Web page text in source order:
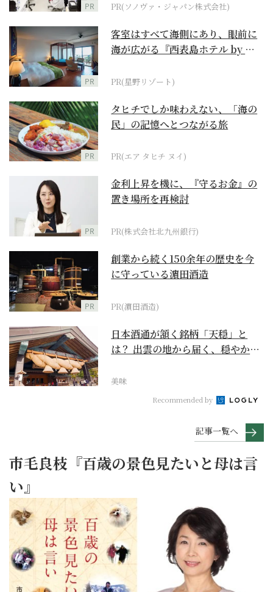
PR PR(ソノヴァ・ジャパン株式会社)
PR
客室はすべて海側にあり、眼前に
海が広がる『西表島ホテル by 星
PR(星野リゾート)
PR
タヒチでしか味わえない、「海の
民」の記憶へとつながる旅
PR(エア タヒチ ヌイ)
PR
金利上昇を機に、『守るお金』の
置き場所を再検討
PR(株式会社北九州銀行)
PR
創業から続く150余年の歴史を今
に守っている濵田酒造
PR(濵田酒造)
日本酒通が頷く銘柄「天穏」と
は？ 出雲の地から届く、穏やかで
美味
Recommended by
記事一覧へ
市毛良枝『百歳の景色見たいと母は言
い』